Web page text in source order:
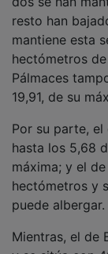
resto han
mantiene esta
hectómetros de
Pálmaces
19,91, de su
hasta los 5,68
máxima; y el
hectómetros y
puede albergar.
y se sitúa con